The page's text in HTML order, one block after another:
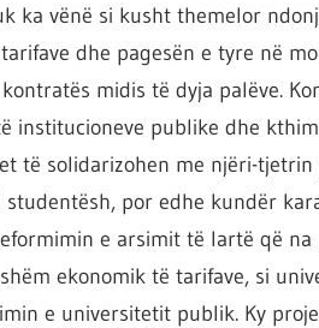
ka vënë si kusht themelor
dhe pagesën e tyre në
midis të dyja palëve.
institucioneve publike dhe
të solidarizohen me njëri-
por edhe kundër
e arsimit të lartë që na
ekonomik të tarifave, si
e universitetit publik. Ky